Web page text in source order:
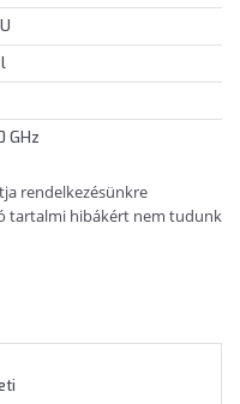
GHz
rendelkezésünkre
tartalmi hibákért nem tudunk